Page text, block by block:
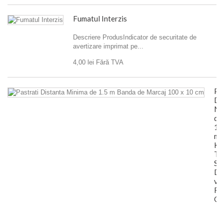
Fumatul Interzis
Descriere ProdusIndicator de securitate de
avertizare imprimat pe...
4,00 lei Fără TVA
de
1.5
m